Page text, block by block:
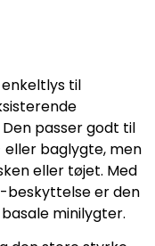
til
passer godt til
baglygte, men
eller tøjet. Med
beskyttelse er den
minilygter.